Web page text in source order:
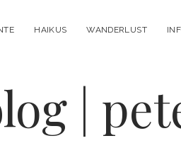
HAIKUS WANDERLUST
|